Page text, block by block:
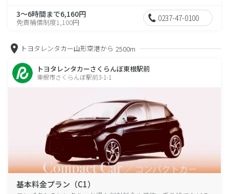
3～6時間まで6,160円
免責補償制度1,100円 0237-47-0100
トヨタレンタカー山形空港から 2500m
トヨタレンタカーさくらんぼ東根駅前
東根市さくらんぼ駅前3-1-1
基本料金プラン（C1）